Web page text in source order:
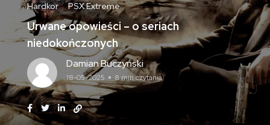
Hardkor PSX Extreme
Urwane opowieści – o seriach
niedokończonych
Damian Buczyński
18-05-2025 8 min czytania